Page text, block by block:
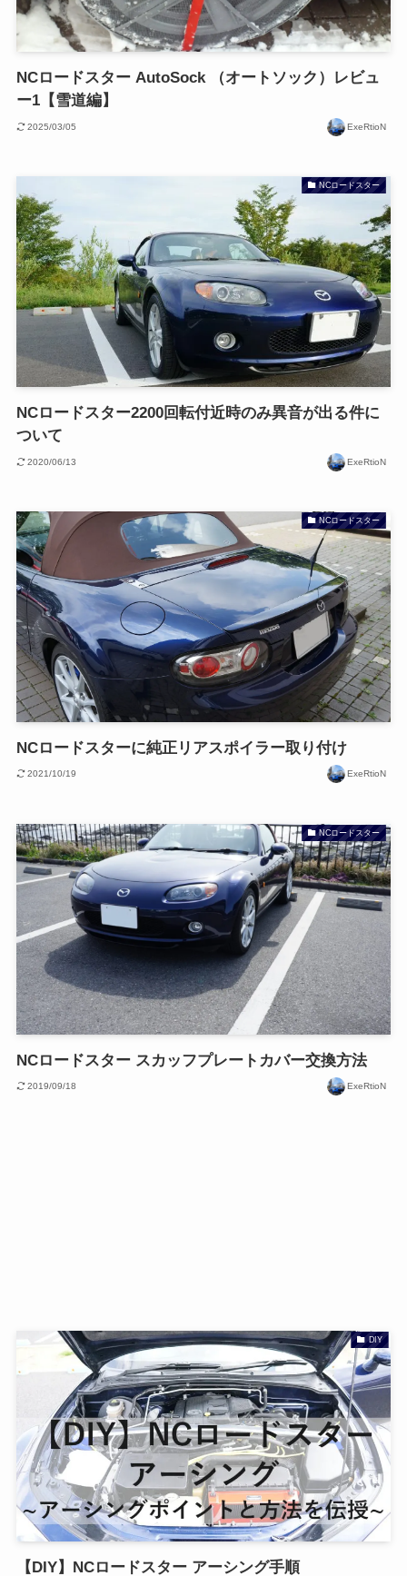
NCロードスター AutoSock （オートソック）レビュ
ー1【雪道編】
2025/03/05 ExeRtioN
NCロードスター
NCロードスター2200回転付近時のみ異音が出る件に
ついて
2020/06/13 ExeRtioN
NCロードスター
NCロードスターに純正リアスポイラー取り付け
2021/10/19 ExeRtioN
NCロードスター
NCロードスター スカッフプレートカバー交換方法
2019/09/18 ExeRtioN
DIY
【DIY】NCロードスター アーシング手順